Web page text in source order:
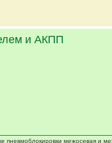
и АКПП
пневмоблокировки межосевая и